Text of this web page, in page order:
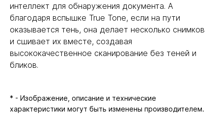
интеллект для обнаружения документа. А
благодаря вспышке True Tone, если на пути
оказывается тень, она делает несколько снимков
и сшивает их вместе, создавая
высококачественное сканирование без теней и
бликов.
* - Изображение, описание и технические
характеристики могут быть изменены производителем.